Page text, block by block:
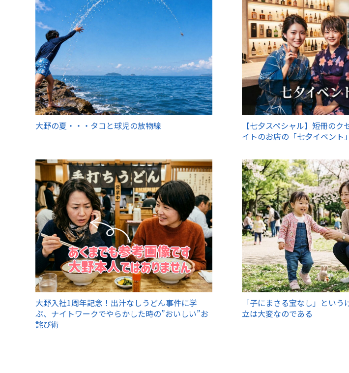
大野の夏・・・タコと球児の放物線
【七夕スペシャル】短冊の
イトのお店の「七夕イベント
大野入社1周年記念！出汁なしうどん事件に学
ぶ、ナイトワークでやらかした時の”おいしい”お
詫び術
「子にまさる宝なし」とい
立は大変なのである